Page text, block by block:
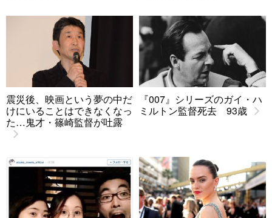
震災後、映画という夢の中だ
けにいることはできなくなっ
た…鬼才・篠崎監督が吐露
『007』シリーズのガイ・ハ
ミルトン監督死去 93歳